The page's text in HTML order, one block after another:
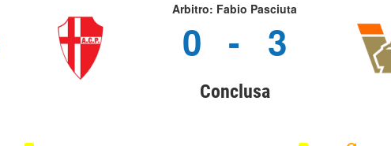
Arbitro: Fabio Pasciuta
0 - 3
Conclusa